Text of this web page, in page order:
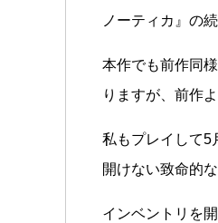
ノーティカ』の続
本作でも前作同
りますが、前作
私もプレイして5
開けない致命的
インベントリを